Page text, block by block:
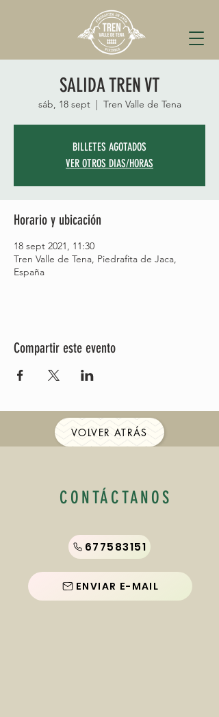
SALIDA TREN VT
sáb, 18 sept
  |
Tren Valle de Tena
BILLETES AGOTADOS
VER OTROS DIAS/HORAS
Horario y ubicación
18 sept 2021, 11:30
Tren Valle de Tena, Piedrafita de Jaca,
España
Compartir este evento
VOLVER ATRÁS
CONTÁCTANOS
677583151
ENVIAR E-MAIL